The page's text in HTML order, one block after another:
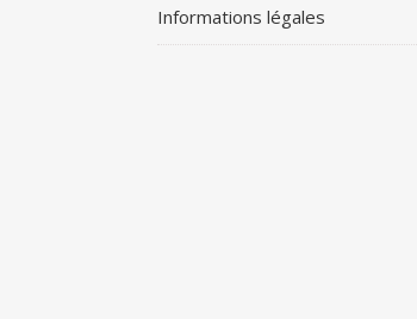
Informations légales